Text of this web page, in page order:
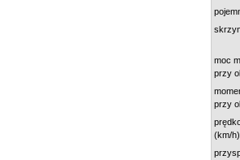
moc
przy
przy
(km/h)